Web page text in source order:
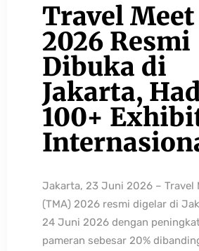
Travel
2026 Resmi
Dibuka di
Jakarta,
100+
Jakarta, 23 Juni 2026 – Travel
(TMA) 2026 resmi digelar di
24 Juni 2026 dengan
pameran sebesar 20%